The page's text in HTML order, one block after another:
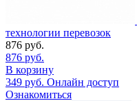
технологии перевозок
876 руб.
876 руб.
В корзину
349 руб. Онлайн доступ
Ознакомиться